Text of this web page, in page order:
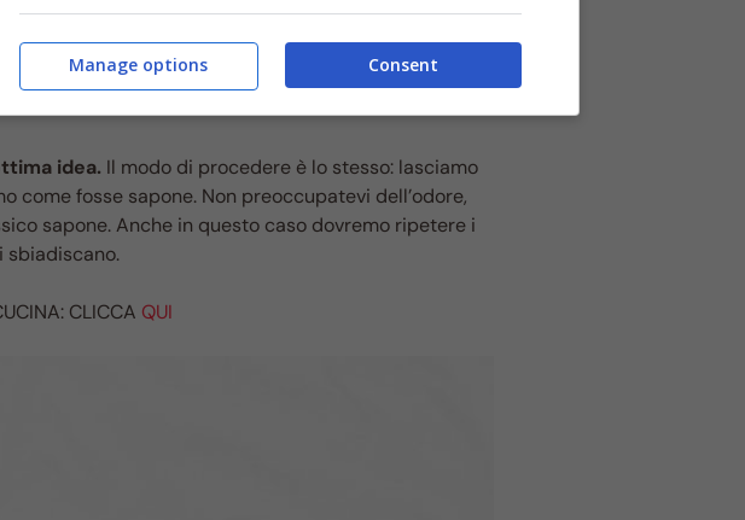
idea. Il modo di procedere è lo stesso: lasciamo
come fosse sapone. Non preoccupatevi dell’odore,
sapone. Anche in questo caso dovremo ripetere i
sbiadiscano.
CLICCA QUI
Consent
Manage options